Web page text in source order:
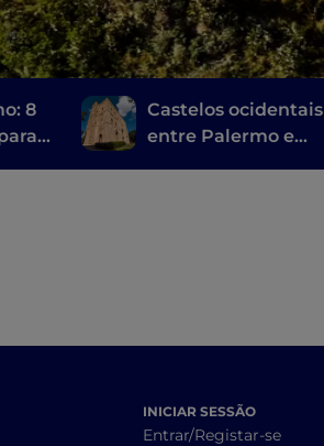
8
Castelos ocidentais
entre Palermo e
INICIAR SESSÃO
Entrar/Registar-se